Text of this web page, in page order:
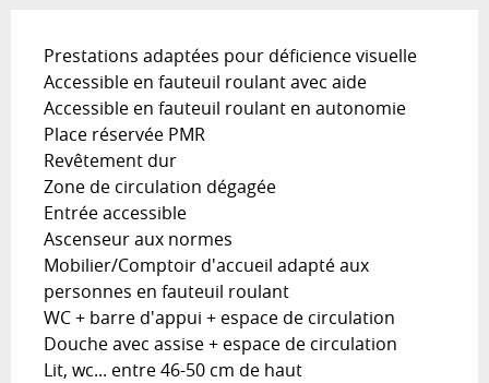
Prestations adaptées pour déficience visuelle
Accessible en fauteuil roulant avec aide
Accessible en fauteuil roulant en autonomie
Place réservée PMR
Revêtement dur
Zone de circulation dégagée
Entrée accessible
Ascenseur aux normes
Mobilier/Comptoir d'accueil adapté aux
personnes en fauteuil roulant
WC + barre d'appui + espace de circulation
Douche avec assise + espace de circulation
Lit, wc... entre 46-50 cm de haut